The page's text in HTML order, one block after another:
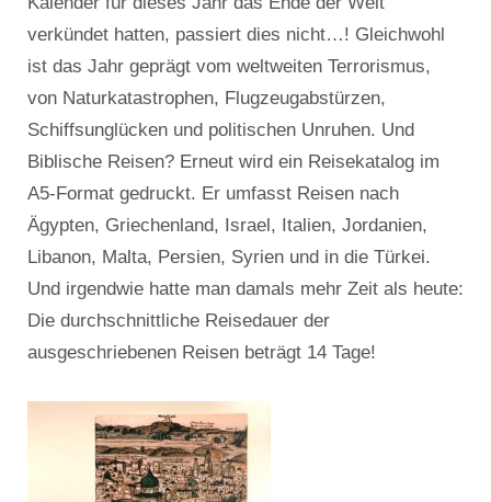
verkündet hatten, passiert dies nicht…! Gleichwohl
ist das Jahr geprägt vom weltweiten Terrorismus,
von Naturkatastrophen, Flugzeugabstürzen,
Schiffsunglücken und politischen Unruhen. Und
Biblische Reisen? Erneut wird ein Reisekatalog im
A5-Format gedruckt. Er umfasst Reisen nach
Ägypten, Griechenland, Israel, Italien, Jordanien,
Libanon, Malta, Persien, Syrien und in die Türkei.
Und irgendwie hatte man damals mehr Zeit als heute:
Die durchschnittliche Reisedauer der
ausgeschriebenen Reisen beträgt 14 Tage!